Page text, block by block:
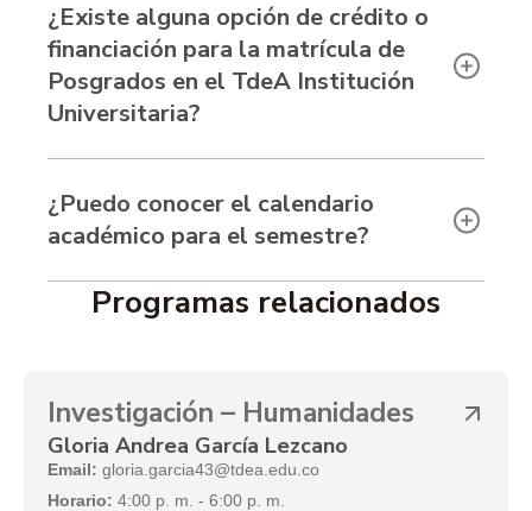
¿Existe alguna opción de crédito o
financiación para la matrícula de
Posgrados en el TdeA Institución
Universitaria?
¿Puedo conocer el calendario
académico para el semestre?
Programas relacionados
Investigación – Humanidades
Gloria Andrea García Lezcano
Email: gloria.garcia43@tdea.edu.co
Horario: 4:00 p. m. - 6:00 p. m.